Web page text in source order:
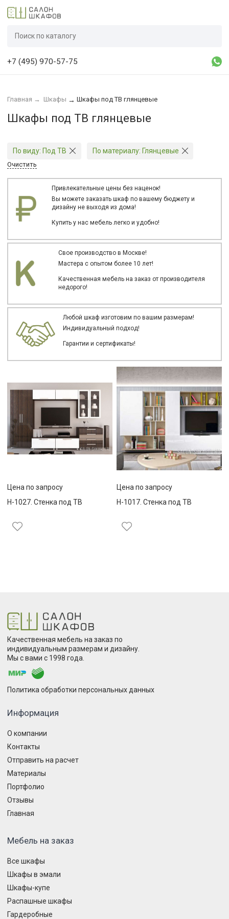
+7 (495) 970-57-75
Главная → Шкафы → Шкафы под ТВ глянцевые
Шкафы под ТВ глянцевые
По виду: Под ТВ По материалу: Глянцевые
Очистить
Привлекательные цены без наценок!
Вы можете заказать шкаф по вашему бюджету и
дизайну не выходя из дома!
Купить у нас мебель легко и удобно!
Свое производство в Москве!
Мастера с опытом более 10 лет!
Качественная мебель на заказ от производителя
недорого!
Любой шкаф изготовим по вашим размерам!
Индивидуальный подход!
Гарантии и сертификаты!
Цена по запросу
Н-1027. Стенка под ТВ
Цена по запросу
Н-1017. Стенка под ТВ
Качественная мебель на заказ по
индивидуальным размерам и дизайну.
Мы с вами с 1998 года.
Политика обработки персональных данных
Информация
О компании
Контакты
Отправить на расчет
Материалы
Портфолио
Отзывы
Главная
Мебель на заказ
Все шкафы
Шкафы в эмали
Шкафы-купе
Распашные шкафы
Гардеробные